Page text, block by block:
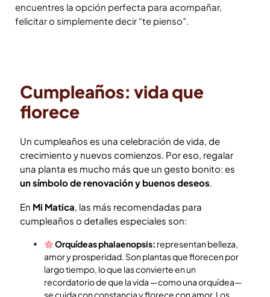
encuentres la opción perfecta para acompañar,
felicitar o simplemente decir “te pienso”.
Cumpleaños: vida que
florece
Un cumpleaños es una celebración de vida, de
crecimiento y nuevos comienzos. Por eso, regalar
una planta es mucho más que un gesto bonito: es
un símbolo de renovación y buenos deseos.
En Mi Matica, las más recomendadas para
cumpleaños o detalles especiales son:
Orquídeas phalaenopsis: representan belleza,
amor y prosperidad. Son plantas que florecen por
largo tiempo, lo que las convierte en un
recordatorio de que la vida —como una orquídea—
se cuida con constancia y florece con amor. Los